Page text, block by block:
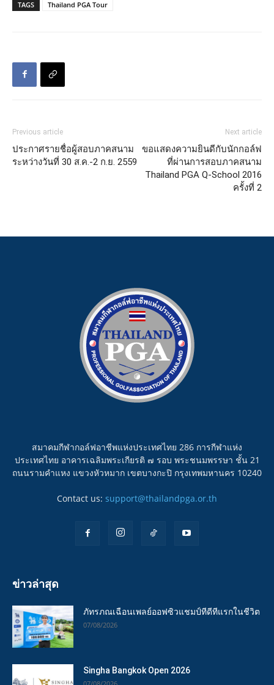
TAGS Thailand PGA Tour
Previous article
ประกาศรายชื่อผู้สอบภาคสนาม
ระหว่างวันที่ 30 ส.ค.-2 ก.ย. 2559
Next article
ขอแสดงความยินดีกับนักกอล์ฟ
ที่ผ่านการสอบภาคสนาม
Thailand PGA Q-School 2016
ครั้งที่ 2
สมาคมกีฬากอล์ฟอาชีพแห่งประเทศไทย 286 การกีฬาแห่ง
ประเทศไทย อาคารเฉลิมพระเกียรติ ๗ รอบ พระชนมพรรษา ชั้น 21
ถนนรามคำแหง แขวงหัวหมาก เขตบางกะปิ กรุงเทพมหานคร 10240
Contact us: support@thailandpga.or.th
ข่าวล่าสุด
ภัทรภณเฉือนเพลย์ออฟซิวแชมป์ทีดีทีแรกในชีวิต
07/08/2026
Singha Bangkok Open 2026